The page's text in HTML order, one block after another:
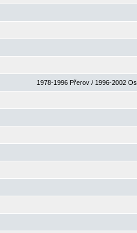
1978-1996 Přerov / 1996-2002